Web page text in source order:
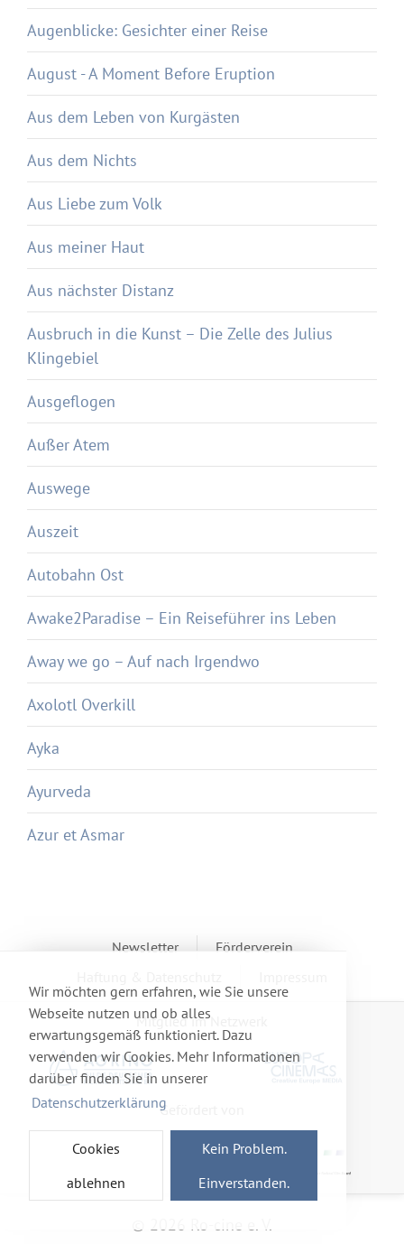
Wir möchten gern erfahren, wie Sie unsere
Webseite nutzen und ob alles
erwartungsgemäß funktioniert. Dazu
verwenden wir Cookies. Mehr Informationen
darüber finden Sie in unserer
Datenschutzerklärung
Cookies
ablehnen
Kein Problem.
Einverstanden.
Augenblicke: Gesichter einer Reise
August - A Moment Before Eruption
Aus dem Leben von Kurgästen
Aus dem Nichts
Aus Liebe zum Volk
Aus meiner Haut
Aus nächster Distanz
Ausbruch in die Kunst – Die Zelle des Julius
Klingebiel
Ausgeflogen
Außer Atem
Auswege
Auszeit
Autobahn Ost
Awake2Paradise – Ein Reiseführer ins Leben
Away we go – Auf nach Irgendwo
Axolotl Overkill
Ayka
Ayurveda
Azur et Asmar
Newsletter
Förderverein
Mitglied im Netzwerk
Gefördert von